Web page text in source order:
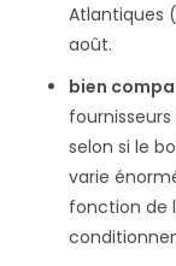
Atlantiques
août.
bien
selon si le
varie
fonction de